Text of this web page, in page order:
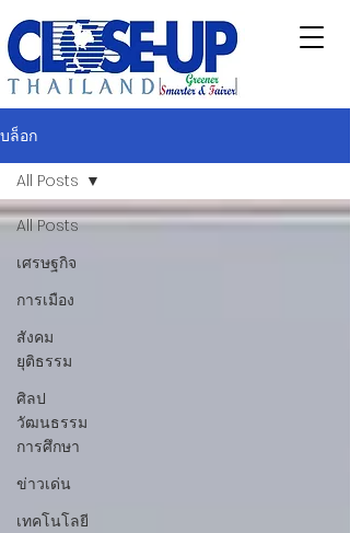
บล็อก
All Posts
เศรษฐกิจ
การเมือง
สังคม
ยุติธรรม
ศิลป
วัฒนธรรม
การศึกษา
ข่าวเด่น
เทคโนโลยี
All Posts